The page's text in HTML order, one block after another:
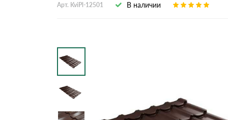
Контакты
Черепица
Арт. KviPl-12501 В наличии